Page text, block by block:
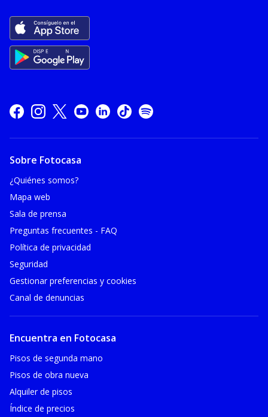
Sobre Fotocasa
¿Quiénes somos?
Mapa web
Sala de prensa
Preguntas frecuentes - FAQ
Política de privacidad
Seguridad
Gestionar preferencias y cookies
Canal de denuncias
Encuentra en Fotocasa
Pisos de segunda mano
Pisos de obra nueva
Alquiler de pisos
Índice de precios